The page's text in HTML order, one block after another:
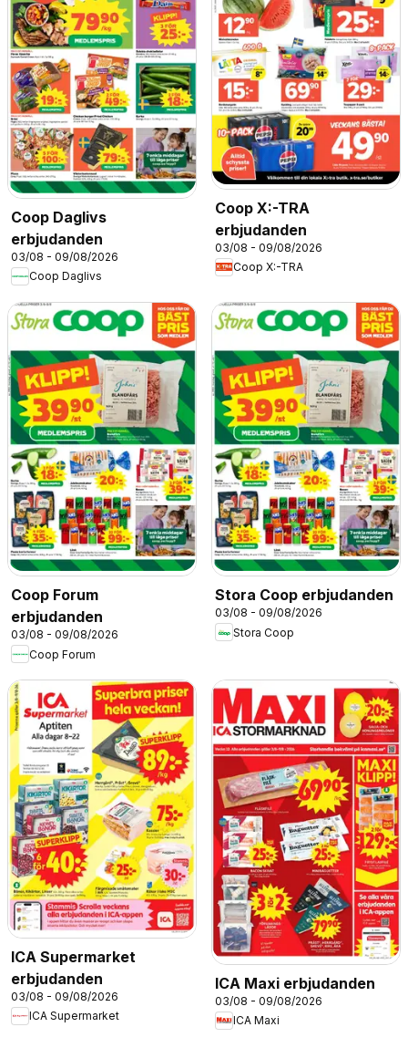
Coop Daglivs
erbjudanden
03/08 - 09/08/2026
Coop Daglivs
Coop X:-TRA
erbjudanden
03/08 - 09/08/2026
Coop X:-TRA
Coop Forum
erbjudanden
03/08 - 09/08/2026
Coop Forum
Stora Coop erbjudanden
03/08 - 09/08/2026
Stora Coop
ICA Supermarket
erbjudanden
03/08 - 09/08/2026
ICA Supermarket
ICA Maxi erbjudanden
03/08 - 09/08/2026
ICA Maxi